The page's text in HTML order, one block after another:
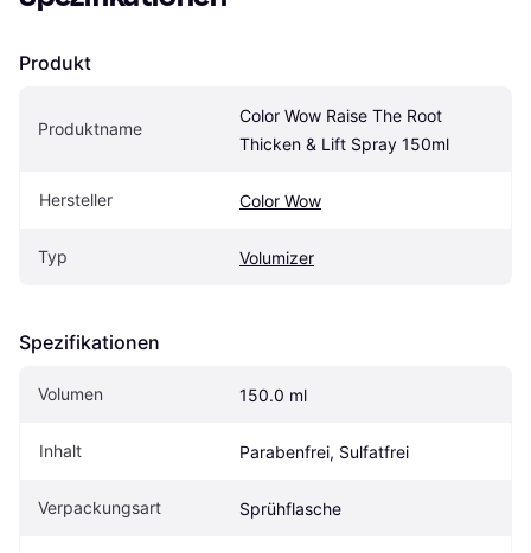
Produkt
Produktname
Color Wow Raise The Root
Thicken & Lift Spray 150ml
Hersteller Color Wow
Typ Volumizer
Spezifikationen
Volumen 150.0 ml
Inhalt Parabenfrei, Sulfatfrei
Verpackungsart Sprühflasche